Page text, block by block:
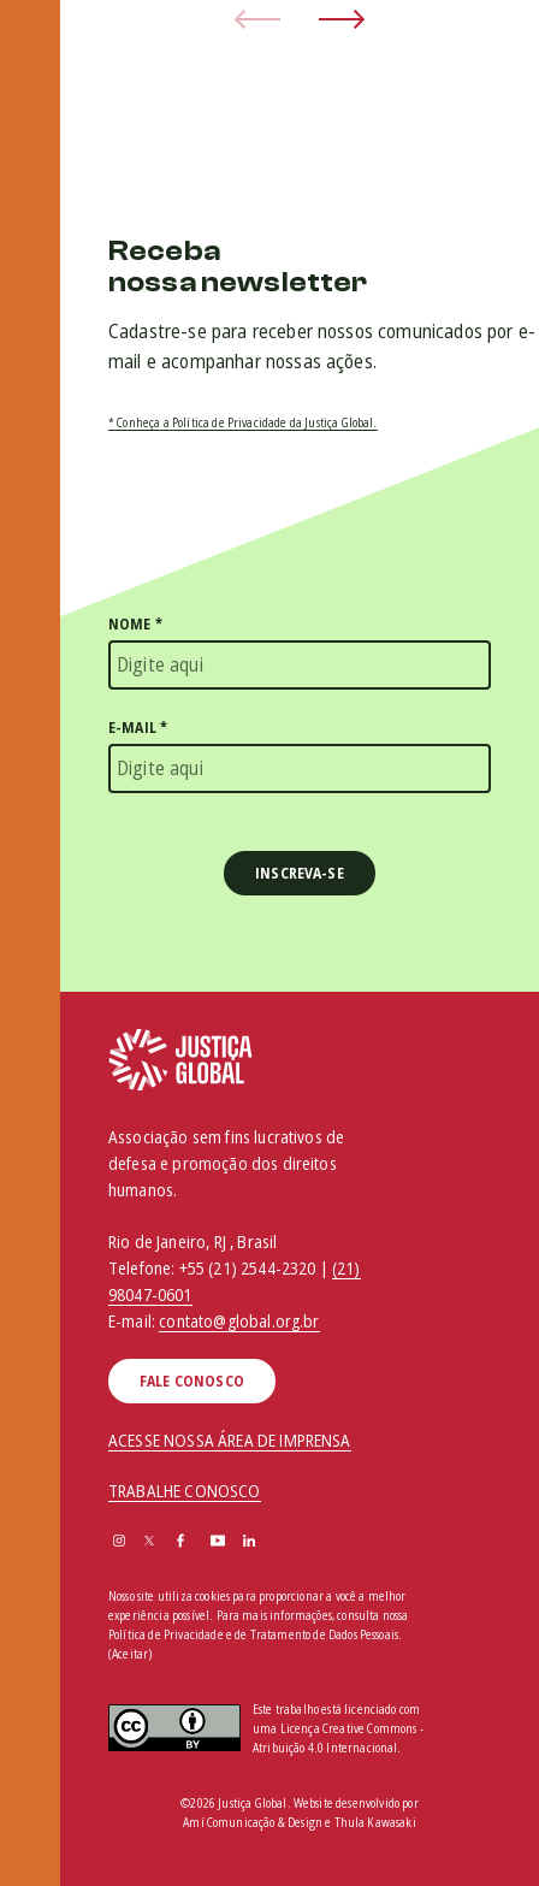
Receba
nossa newsletter
Cadastre-se para receber nossos comunicados por e-
mail e acompanhar nossas ações.
* Conheça a Política de Privacidade da Justiça Global.
NOME *
E-MAIL*
Associação sem fins lucrativos de
defesa e promoção dos direitos
humanos.
Rio de Janeiro, RJ , Brasil
Telefone: +55 (21) 2544-2320 | (21)
98047-0601
E-mail:contato@global.org.br
FALE CONOSCO
ACESSE NOSSA ÁREA DE IMPRENSA
TRABALHE CONOSCO
Nosso site utiliza cookies para proporcionar a você a melhor
experiência possível. Para mais informações, consulta nossa
Política de Privacidade e de Tratamento de Dados Pessoais
(Aceitar)
Este trabalho está licenciado com
uma Licença Creative Commons -
Atribuição 4.0 Internacional.
©2026 Justiça Global. Website desenvolvido por
Amí Comunicação & Design e Thula Kawasaki